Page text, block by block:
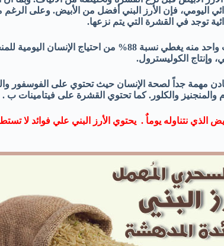
اليومي، فإن الأرز البني أفضل من الأبيض. وعلى الرغم
توجد في القشرة التي يتم نزعها.
والأرز البني مرتفع القيمة الغذائية، فكوب واحد منه يغطي نسبة
وإنتاج الكوليسترول.
مهمة جداً لصحة الإنسان حيث تحتوي على الفوسفور
والمنجنيز والكلور. كما تحتوي القشرة على فيتامينات ب .
الذي نتناوله يوماٌ . يحتوي الأرز البني علي فوائد لا